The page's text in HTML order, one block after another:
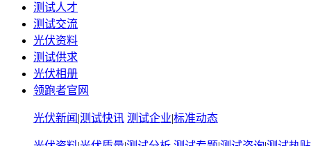
测试人才
测试交流
光伏资料
测试供求
光伏相册
领跑者官网
光伏新闻 |测试快讯 测试企业|标准动态